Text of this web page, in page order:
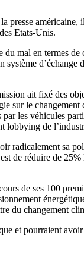
américaine,
Etats-Unis.
mal en termes
d’échange
ait fixé des
sur le changement
les véhicules
lobbying de
radicalement sa
de réduire de 25%
de ses 100
du changement
et pourraient